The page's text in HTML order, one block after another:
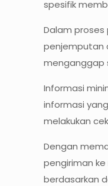
spesifik
Dalam
penjemputan
menganggap
Informasi
informasi
melakukan
Dengan
pengiriman
berdasarkan